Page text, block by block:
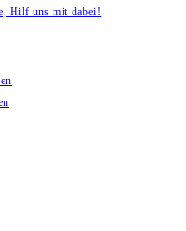
Hilf uns mit dabei!